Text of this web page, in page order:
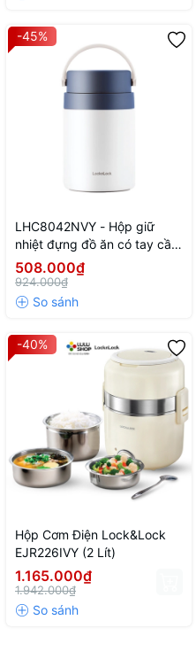
-45%
LHC8042NVY - Hộp giữ
nhiệt đựng đồ ăn có tay cầm
Handle Food Jar LocknLock
700ml - Màu navy
508.000₫
924.000₫
-40%
Hộp Cơm Điện Lock&Lock
EJR226IVY (2 Lít)
1.165.000₫
1.942.000₫